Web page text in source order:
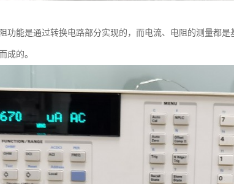
功能是通过转换电路部分实现的，而电流、电阻的测量都
成的。